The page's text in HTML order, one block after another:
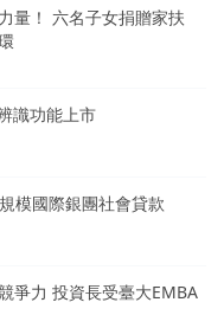
量！ 六名子女捐贈家扶
識功能上市
模國際銀團社會貸款
爭力 投資長受臺大EMBA